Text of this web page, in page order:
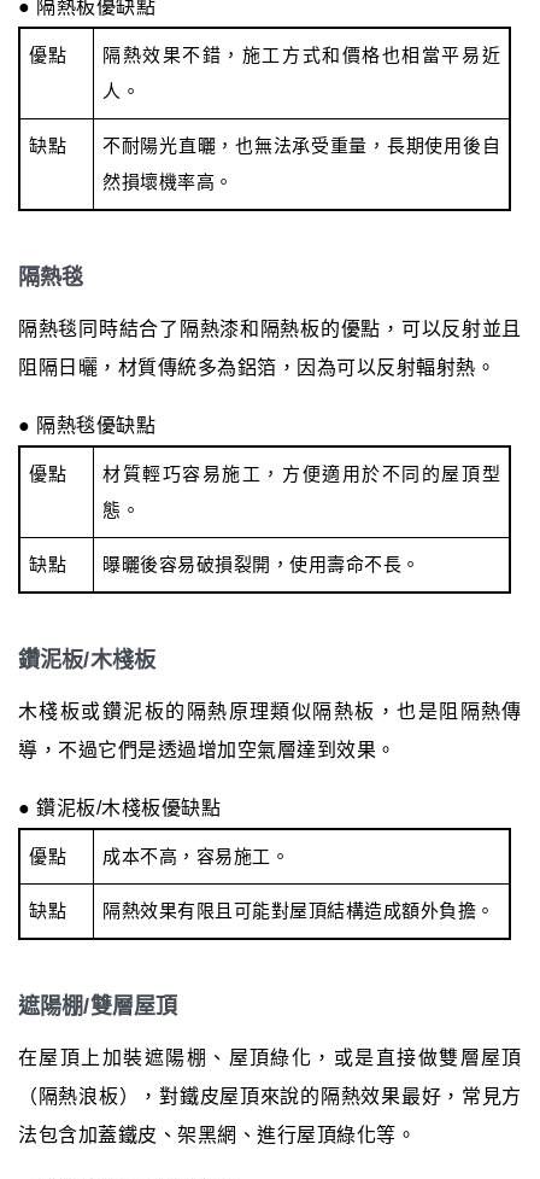
● 隔熱板優缺點
優點
隔熱效果不錯，施工方式和價格也相當平易近
人。
缺點
不耐陽光直曬，也無法承受重量，長期使用後自
然損壞機率高。
隔熱毯
隔熱毯同時結合了隔熱漆和隔熱板的優點，可以反射並且
阻隔日曬，材質傳統多為鋁箔，因為可以反射輻射熱。
● 隔熱毯優缺點
優點
材質輕巧容易施工，方便適用於不同的屋頂型
態。
缺點 曝曬後容易破損裂開，使用壽命不長。
鑽泥板/木棧板
木棧板或鑽泥板的隔熱原理類似隔熱板，也是阻隔熱傳
導，不過它們是透過增加空氣層達到效果。
● 鑽泥板/木棧板優缺點
優點 成本不高，容易施工。
缺點 隔熱效果有限且可能對屋頂結構造成額外負擔。
遮陽棚/雙層屋頂
在屋頂上加裝遮陽棚、屋頂綠化，或是直接做雙層屋頂
（隔熱浪板），對鐵皮屋頂來說的隔熱效果最好，常見方
法包含加蓋鐵皮、架黑網、進行屋頂綠化等。